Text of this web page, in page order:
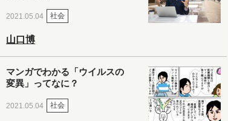
2021.05.04 社会
山口博
マンガでわかる「ウイルスの
変異」ってなに？
2021.05.04 社会